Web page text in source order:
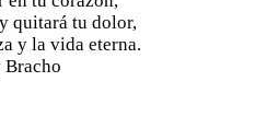
quitará tu dolor,
y la vida eterna.